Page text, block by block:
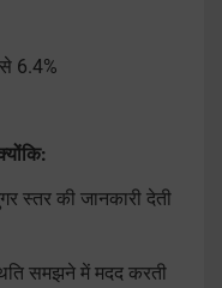
6.4%
स्तर की जानकारी देती
समझने में मदद करती